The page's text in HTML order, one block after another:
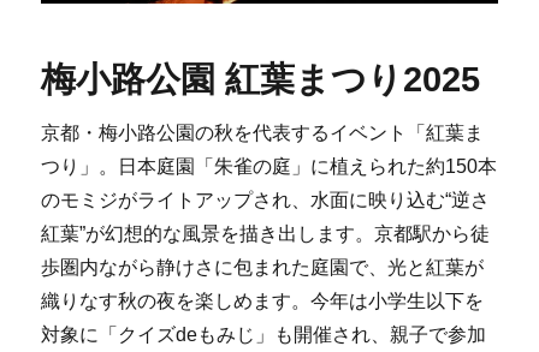
梅小路公園 紅葉まつり2025
京都・梅小路公園の秋を代表するイベント「紅葉ま
つり」。日本庭園「朱雀の庭」に植えられた約150本
のモミジがライトアップされ、水面に映り込む“逆さ
紅葉”が幻想的な風景を描き出します。京都駅から徒
歩圏内ながら静けさに包まれた庭園で、光と紅葉が
織りなす秋の夜を楽しめます。今年は小学生以下を
対象に「クイズdeもみじ」も開催され、親子で参加